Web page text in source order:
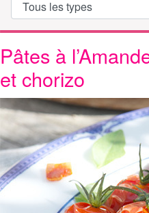
Pâtes à
et chorizo